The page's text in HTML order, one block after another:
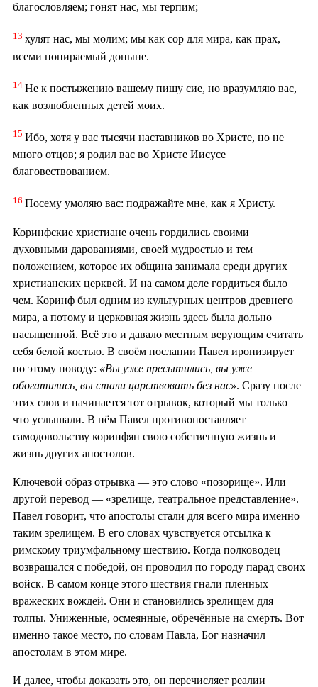
благословляем; гонят нас, мы терпим;
13 хулят нас, мы молим; мы как сор для мира, как прах,
всеми попираемый доныне.
14 Не к постыжению вашему пишу сие, но вразумляю вас,
как возлюбленных детей моих.
15 Ибо, хотя у вас тысячи наставников во Христе, но не
много отцов; я родил вас во Христе Иисусе
благовествованием.
16 Посему умоляю вас: подражайте мне, как я Христу.
Коринфские христиане очень гордились своими
духовными дарованиями, своей мудростью и тем
положением, которое их община занимала среди других
христианских церквей. И на самом деле гордиться было
чем. Коринф был одним из культурных центров древнего
мира, а потому и церковная жизнь здесь была дольно
насыщенной. Всё это и давало местным верующим считать
себя белой костью. В своём послании Павел иронизирует
по этому поводу: «Вы уже пресытились, вы уже
обогатились, вы стали царствовать без нас». Сразу после
этих слов и начинается тот отрывок, который мы только
что услышали. В нём Павел противопоставляет
самодовольству коринфян свою собственную жизнь и
жизнь других апостолов.
Ключевой образ отрывка — это слово «позорище». Или
другой перевод — «зрелище, театральное представление».
Павел говорит, что апостолы стали для всего мира именно
таким зрелищем. В его словах чувствуется отсылка к
римскому триумфальному шествию. Когда полководец
возвращался с победой, он проводил по городу парад своих
войск. В самом конце этого шествия гнали пленных
вражеских вождей. Они и становились зрелищем для
толпы. Униженные, осмеянные, обречённые на смерть. Вот
именно такое место, по словам Павла, Бог назначил
апостолам в этом мире.
И далее, чтобы доказать это, он перечисляет реалии